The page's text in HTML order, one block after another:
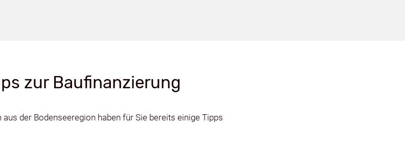
zur Baufinanzierung
der Bodenseeregion haben für Sie bereits einige Tipps